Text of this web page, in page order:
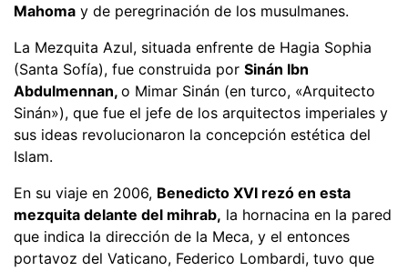
Mahoma y de peregrinación de los musulmanes.
La Mezquita Azul, situada enfrente de Hagia Sophia
(Santa Sofía), fue construida por Sinán Ibn
Abdulmennan, o Mimar Sinán (en turco, «Arquitecto
Sinán»), que fue el jefe de los arquitectos imperiales y
sus ideas revolucionaron la concepción estética del
Islam.
En su viaje en 2006, Benedicto XVI rezó en esta
mezquita delante del mihrab, la hornacina en la pared
que indica la dirección de la Meca, y el entonces
portavoz del Vaticano, Federico Lombardi, tuvo que